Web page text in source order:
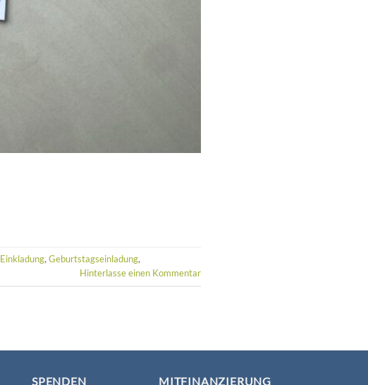
Einkladung, Geburtstagseinladung,
Hinterlasse einen Kommentar
SPENDEN MITFINANZIERUNG